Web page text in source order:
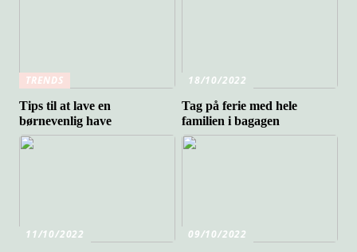
TRENDS
Tips til at lave en
børnevenlig have
18/10/2022
Tag på ferie med hele
familien i bagagen
11/10/2022
09/10/2022